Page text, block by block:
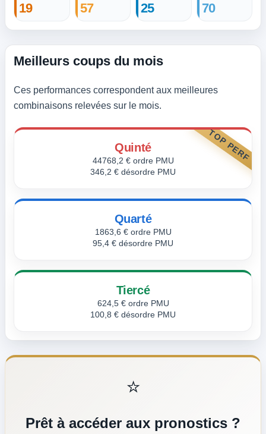
19 57 25 70
Meilleurs coups du mois
Ces performances correspondent aux meilleures
combinaisons relevées sur le mois.
TOP PERF
Quinté
44768,2 € ordre PMU
346,2 € désordre PMU
Quarté
1863,6 € ordre PMU
95,4 € désordre PMU
Tiercé
624,5 € ordre PMU
100,8 € désordre PMU
⭐
Prêt à accéder aux pronostics ?